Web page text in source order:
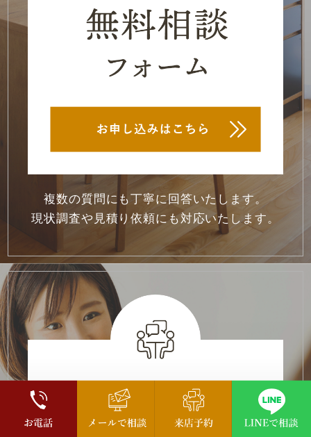
複数の質問にも丁寧に回答いたします。
現状調査や見積り依頼にも対応いたします。